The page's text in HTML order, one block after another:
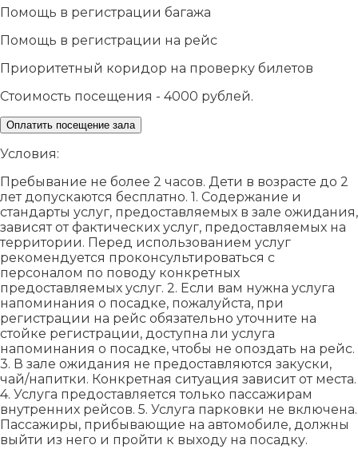
Помощь в регистрации багажа
Помощь в регистрации на рейс
Приоритетный коридор на проверку билетов
Стоимость посещения - 4000 рублей.
Оплатить посещение зала
Условия:
Пребывание не более 2 часов. Дети в возрасте до 2
лет допускаются бесплатно. 1. Содержание и
стандарты услуг, предоставляемых в зале ожидания,
зависят от фактических услуг, предоставляемых на
территории. Перед использованием услуг
рекомендуется проконсультироваться с
персоналом по поводу конкретных
предоставляемых услуг. 2. Если вам нужна услуга
напоминания о посадке, пожалуйста, при
регистрации на рейс обязательно уточните на
стойке регистрации, доступна ли услуга
напоминания о посадке, чтобы не опоздать на рейс.
3. В зале ожидания не предоставляются закуски,
чай/напитки. Конкретная ситуация зависит от места.
4. Услуга предоставляется только пассажирам
внутренних рейсов. 5. Услуга парковки не включена.
Пассажиры, прибывающие на автомобиле, должны
выйти из него и пройти к выходу на посадку.